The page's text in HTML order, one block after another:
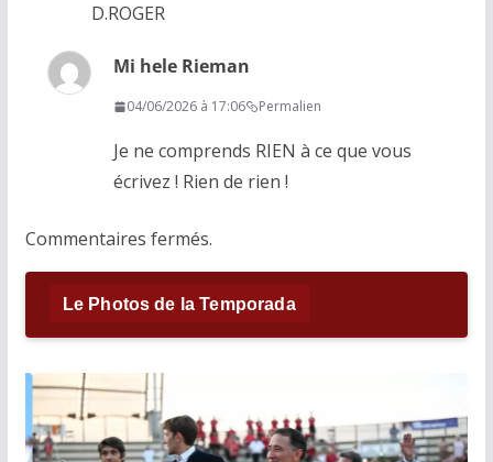
D.ROGER
Mi hele Rieman
04/06/2026 à 17:06 Permalien
Je ne comprends RIEN à ce que vous
écrivez ! Rien de rien !
Commentaires fermés.
Le Photos de la Temporada